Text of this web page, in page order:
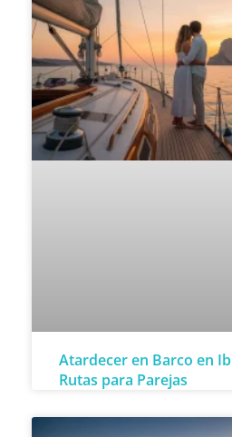
Atardecer en Barco en
Rutas para Parejas